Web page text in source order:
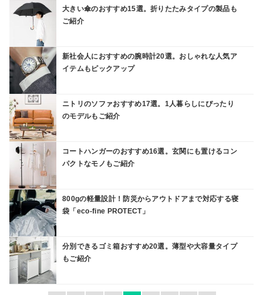
大きい傘のおすすめ15選。折りたたみタイプの製品も
ご紹介
新社会人におすすめの腕時計20選。おしゃれな人気ア
イテムもピックアップ
ニトリのソファおすすめ17選。1人暮らしにぴったり
のモデルもご紹介
コートハンガーのおすすめ16選。玄関にも置けるコン
パクトなモノもご紹介
800gの軽量設計！防災からアウトドアまで対応する寝
袋「eco-fine PROTECT」
分別できるゴミ箱おすすめ20選。薄型や大容量タイプ
もご紹介